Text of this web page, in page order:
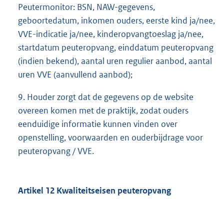
Peutermonitor: BSN, NAW-gegevens,
geboortedatum, inkomen ouders, eerste kind ja/nee,
VVE-indicatie ja/nee, kinderopvangtoeslag ja/nee,
startdatum peuteropvang, einddatum peuteropvang
(indien bekend), aantal uren regulier aanbod, aantal
uren VVE (aanvullend aanbod);
9. Houder zorgt dat de gegevens op de website
overeen komen met de praktijk, zodat ouders
eenduidige informatie kunnen vinden over
openstelling, voorwaarden en ouderbijdrage voor
peuteropvang / VVE.
Artikel 12 Kwaliteitseisen peuteropvang